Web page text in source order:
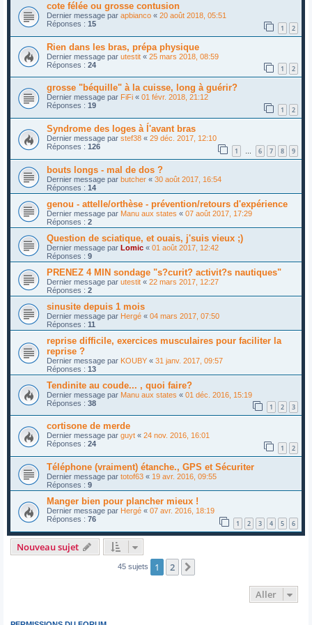
cote félée ou grosse contusion
Dernier message par apbianco « 20 août 2018, 05:51
Réponses : 15 1 2
Rien dans les bras, prépa physique
Dernier message par utestit « 25 mars 2018, 08:59
Réponses : 24 1 2
grosse "béquille" à la cuisse, long à guérir?
Dernier message par FiFi « 01 févr. 2018, 21:12
Réponses : 19 1 2
Syndrome des loges à ĺ'avant bras
Dernier message par stef38 « 29 déc. 2017, 12:10
Réponses : 126 1 … 6 7 8 9
bouts longs - mal de dos ?
Dernier message par butcher « 30 août 2017, 16:54
Réponses : 14
genou - attelle/orthèse - prévention/retours d'expérience
Dernier message par Manu aux states « 07 août 2017, 17:29
Réponses : 2
Question de sciatique, et ouais, j'suis vieux ;)
Dernier message par Lomic « 01 août 2017, 12:42
Réponses : 9
PRENEZ 4 MIN sondage "s?curit? activit?s nautiques"
Dernier message par utestit « 22 mars 2017, 12:27
Réponses : 2
sinusite depuis 1 mois
Dernier message par Hergé « 04 mars 2017, 07:50
Réponses : 11
reprise difficile, exercices musculaires pour faciliter la
reprise ?
Dernier message par KOUBY « 31 janv. 2017, 09:57
Réponses : 13
Tendinite au coude... , quoi faire?
Dernier message par Manu aux states « 01 déc. 2016, 15:19
Réponses : 38 1 2 3
cortisone de merde
Dernier message par guyt « 24 nov. 2016, 16:01
Réponses : 24 1 2
Téléphone (vraiment) étanche., GPS et Sécuriter
Dernier message par totof63 « 19 avr. 2016, 09:55
Réponses : 9
Manger bien pour plancher mieux !
Dernier message par Hergé « 07 avr. 2016, 18:19
Réponses : 76 1 2 3 4 5 6
Nouveau sujet
45 sujets 1 2
Aller